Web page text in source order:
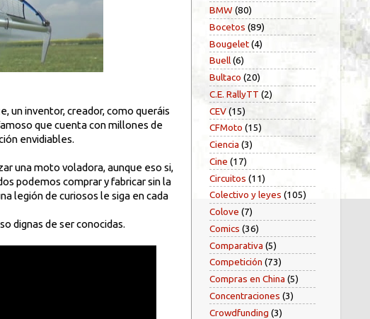
un inventor, creador, como queráis
que cuenta con millones de
envidiables.
una moto voladora, aunque eso si,
podemos comprar y fabricar sin la
legión de curiosos le siga en cada
dignas de ser conocidas.
BMW (80)
Bocetos (89)
Bougelet(4)
Buell(6)
Bultaco (20)
C.E. RallyTT (2)
CEV(15)
CFMoto (15)
Ciencia (3)
Cine (17)
Circuitos (11)
Colectivo y leyes (105)
Colove (7)
Comics (36)
Comparativa (5)
Competición (73)
Compras en China (5)
Concentraciones (3)
Crowdfunding (3)